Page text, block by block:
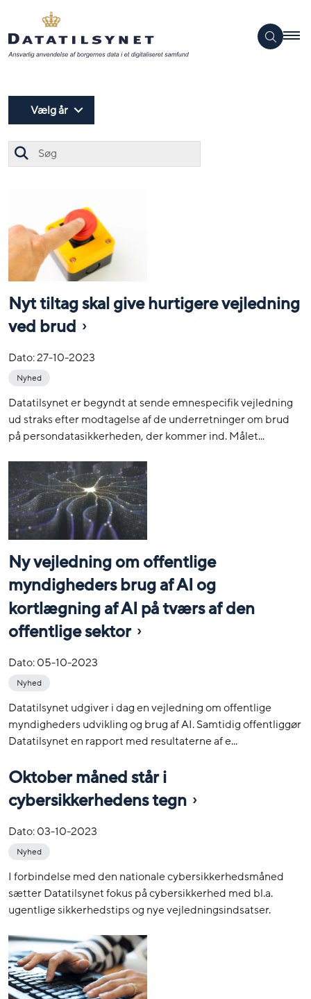
Vælg år
Nyt tiltag skal give hurtigere vejledning
ved brud
Dato:27-10-2023
Nyhed
Datatilsynet er begyndt at sende emnespecifik vejledning
ud straks efter modtagelse af de underretninger om brud
på persondatasikkerheden, der kommer ind. Målet...
Ny vejledning om offentlige
myndigheders brug af AI og
kortlægning af AI på tværs af den
offentlige sektor
Dato:05-10-2023
Nyhed
Datatilsynet udgiver i dag en vejledning om offentlige
myndigheders udvikling og brug af AI. Samtidig offentliggør
Datatilsynet en rapport med resultaterne af e...
Oktober måned står i
cybersikkerhedens tegn
Dato:03-10-2023
Nyhed
I forbindelse med den nationale cybersikkerhedsmåned
sætter Datatilsynet fokus på cybersikkerhed med bl.a.
ugentlige sikkerhedstips og nye vejledningsindsatser.